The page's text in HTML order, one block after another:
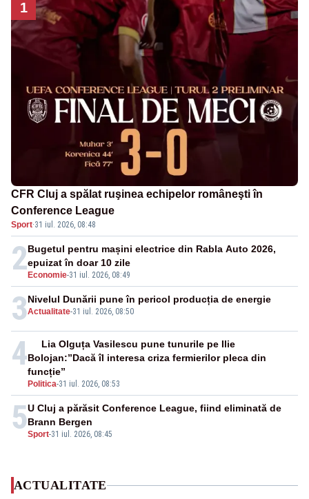
1
CFR Cluj a spălat ruşinea echipelor româneşti în
Conference League
Sport·31 iul. 2026, 08:48
2 Economie-31 iul. 2026, 08:49
Bugetul pentru mașini electrice din Rabla Auto 2026,
epuizat în doar 10 zile
3Actualitate-31 iul. 2026, 08:50
Nivelul Dunării pune în pericol producția de energie
4
Politica-31 iul. 2026, 08:53
Lia Olguța Vasilescu pune tunurile pe Ilie
Bolojan:”Dacă îl interesa criza fermierilor pleca din
funcție”
5Sport-31 iul. 2026, 08:45
U Cluj a părăsit Conference League, fiind eliminată de
Brann Bergen
ACTUALITATE